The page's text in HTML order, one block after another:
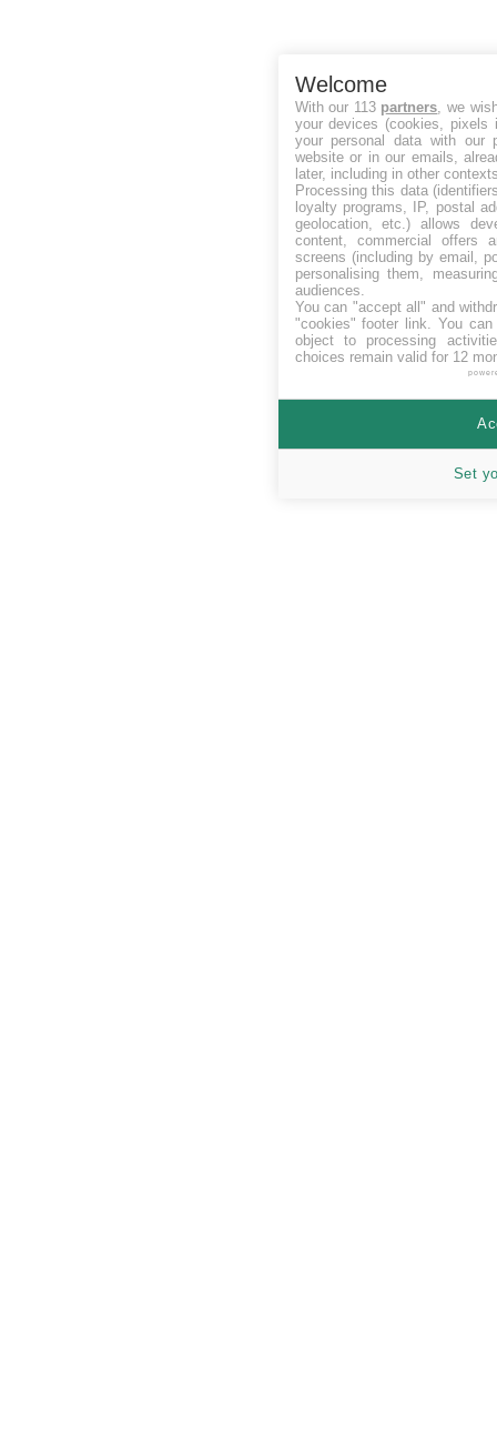
Welcome
With our 113 partners , we
your devices (cookies, pixels
your personal data with our
website or in our emails,
later, including in other
Processing this data
loyalty programs, IP, postal
geolocation, etc.) allows
content, commercial offers
screens (including by email,
personalising them,
audiences.
You can "accept all" and
"cookies" footer link . You
object to processing
choices remain valid for 12
Set